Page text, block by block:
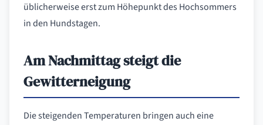
üblicherweise erst zum Höhepunkt des Hochsommers
in den Hundstagen.
Am Nachmittag steigt die
Gewitterneigung
Die steigenden Temperaturen bringen auch eine